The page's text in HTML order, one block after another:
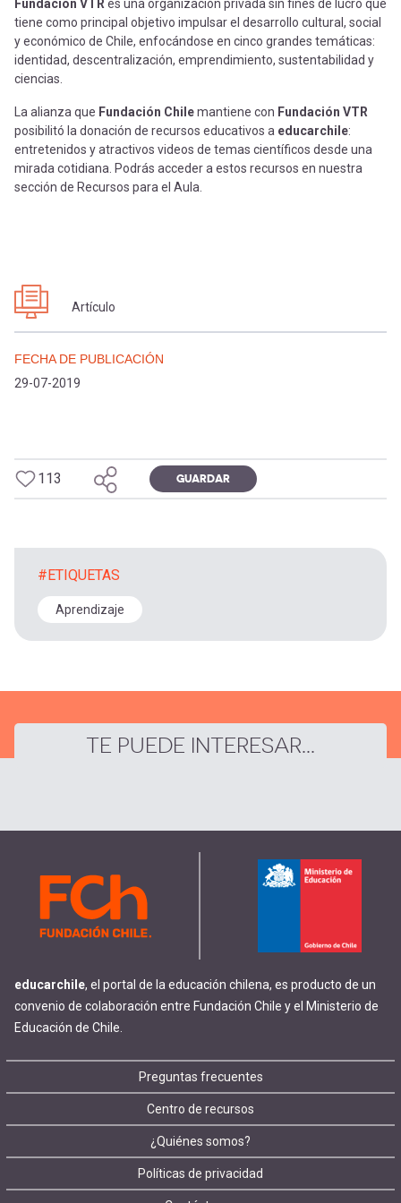
cuenta
Mobile]
Menú
entrar
mi
cuenta
la
navegación
Fundación VTR es una organización privada sin fines de lucro que
tiene como principal objetivo impulsar el desarrollo cultural, social
y económico de Chile, enfocándose en cinco grandes temáticas:
identidad, descentralización, emprendimiento, sustentabilidad y
ciencias.
La alianza que Fundación Chilemantiene con Fundación VTR
posibilitó la donación de recursos educativos a educarchile:
entretenidos y atractivos videos de temas científicos desde una
mirada cotidiana. Podrás acceder a estos recursos en nuestra
sección de Recursos para el Aula.
Artículo
FECHA DE PUBLICACIÓN
29-07-2019
113 GUARDAR
#ETIQUETAS
Aprendizaje
TE PUEDE INTERESAR...
educarchile, el portal de la educación chilena, es producto de un
convenio de colaboración entre Fundación Chile y el Ministerio de
Educación de Chile.
Footer
menu
Preguntas frecuentes
Centro de recursos
¿Quiénes somos?
Políticas de privacidad